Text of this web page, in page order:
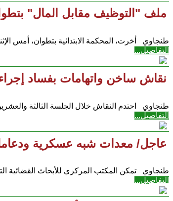
ملف "التوظيف مقابل المال"
طنجاوي أخرت، المحكمة الابتدائية بتطوان، أمس الإثنين (13 ماي)، النظر في ملف متابعة أنس
التفاصيل...
نقاش ساخن واتهامات بفساد
طنجاوي احتدم النقاش خلال الجلسة الثالثة
التفاصيل...
عاجل/ معدات شبه عسكرية
طنجاوي تمكن المكتب المركزي للأبحاث القضائية
التفاصيل...